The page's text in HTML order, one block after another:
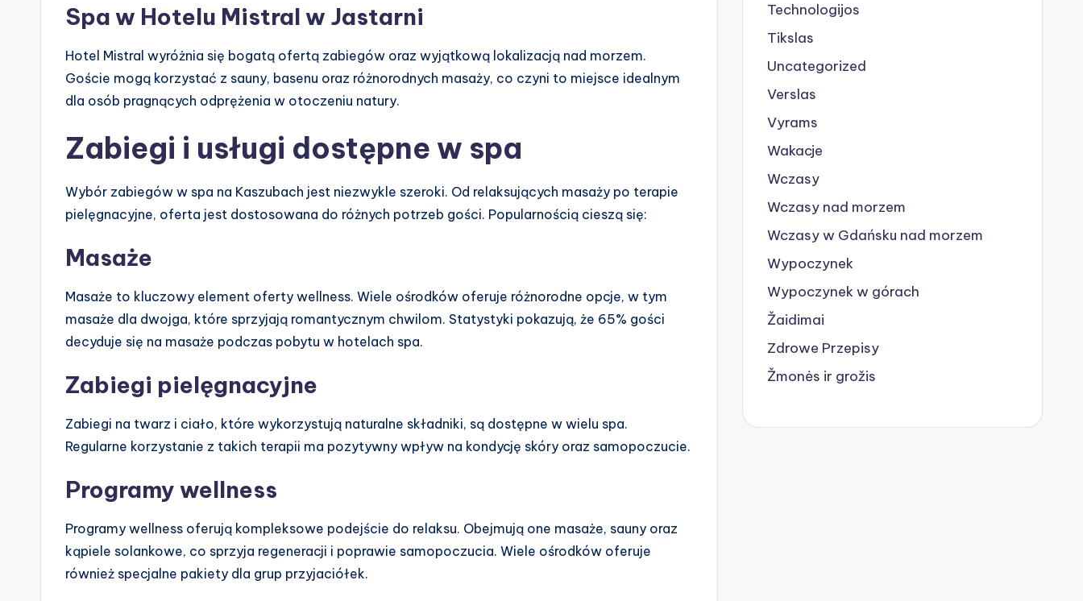
Spa w Hotelu Mistral w Jastarni
Hotel Mistral wyróżnia się bogatą ofertą zabiegów oraz wyjątkową lokalizacją nad morzem.
Goście mogą korzystać z sauny, basenu oraz różnorodnych masaży, co czyni to miejsce idealnym
dla osób pragnących odprężenia w otoczeniu natury.
Zabiegi i usługi dostępne w spa
Wybór zabiegów w spa na Kaszubach jest niezwykle szeroki. Od relaksujących masaży po terapie
pielęgnacyjne, oferta jest dostosowana do różnych potrzeb gości. Popularnością cieszą się:
Masaże
Masaże to kluczowy element oferty wellness. Wiele ośrodków oferuje różnorodne opcje, w tym
masaże dla dwojga, które sprzyjają romantycznym chwilom. Statystyki pokazują, że 65% gości
decyduje się na masaże podczas pobytu w hotelach spa.
Zabiegi pielęgnacyjne
Zabiegi na twarz i ciało, które wykorzystują naturalne składniki, są dostępne w wielu spa.
Regularne korzystanie z takich terapii ma pozytywny wpływ na kondycję skóry oraz samopoczucie.
Programy wellness
Programy wellness oferują kompleksowe podejście do relaksu. Obejmują one masaże, sauny oraz
kąpiele solankowe, co sprzyja regeneracji i poprawie samopoczucia. Wiele ośrodków oferuje
również specjalne pakiety dla grup przyjaciółek.
Technologijos
Tikslas
Uncategorized
Verslas
Vyrams
Wakacje
Wczasy
Wczasy nad morzem
Wczasy w Gdańsku nad morzem
Wypoczynek
Wypoczynek w górach
Žaidimai
Zdrowe Przepisy
Žmonės ir grožis